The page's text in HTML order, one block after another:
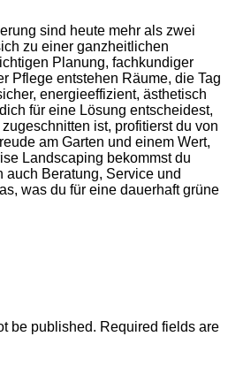
sind heute mehr als zwei
zu einer ganzheitlichen
Planung, fachkundiger
Pflege entstehen Räume, die Tag
energieeffizient, ästhetisch
für eine Lösung entscheidest,
ist, profitierst du von
am Garten und einem Wert,
Landscaping bekommst du
auch Beratung, Service und
was du für eine dauerhaft grüne
be published. Required fields are